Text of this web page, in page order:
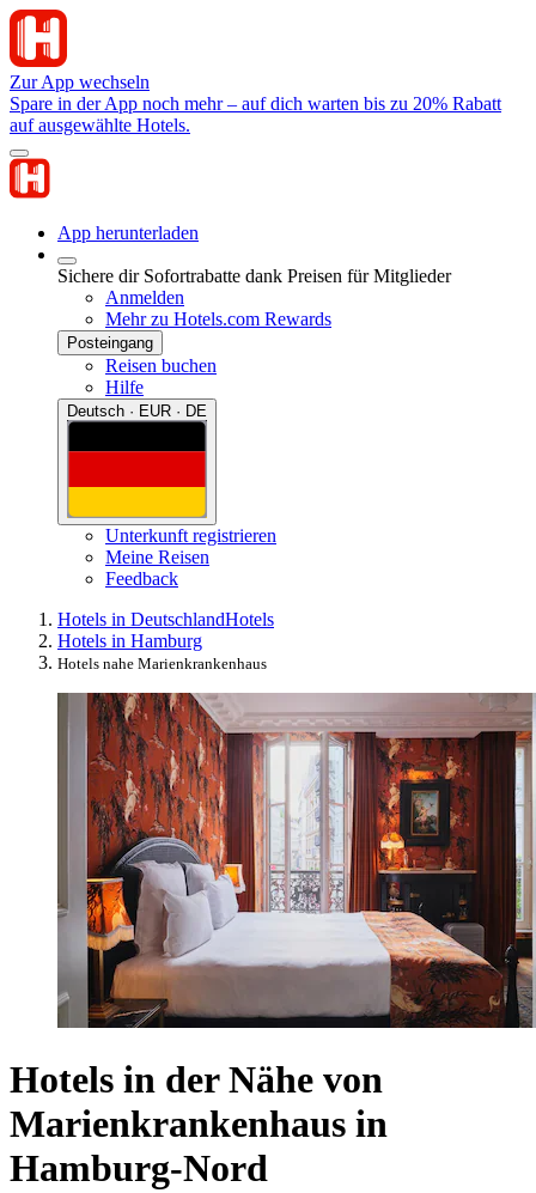
Zur App wechseln
Spare in der App noch mehr – auf dich warten bis zu 20% Rabatt
auf ausgewählte Hotels.
App herunterladen
Sichere dir Sofortrabatte dank Preisen für Mitglieder
Anmelden
Mehr zu Hotels.com Rewards
Posteingang
Reisen buchen
Hilfe
Deutsch · EUR · DE
Unterkunft registrieren
Meine Reisen
Feedback
Hotels in DeutschlandHotels
Hotels in Hamburg
Hotels nahe Marienkrankenhaus
Hotels in der Nähe von
Marienkrankenhaus in
Hamburg-Nord